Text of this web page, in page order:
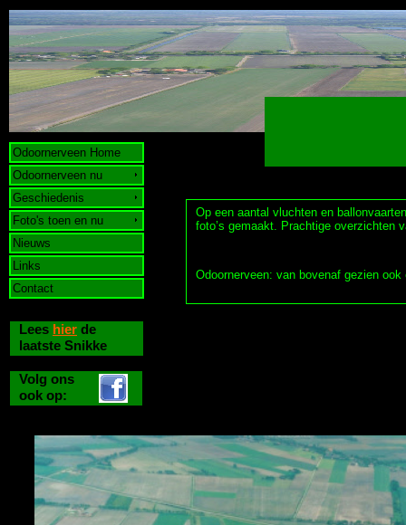
Volg ons
ook op:
Lees hier de
laatste Snikke
Odoornerveen Home
Odoornerveen nu
Geschiedenis
Foto's toen en nu
Nieuws
Links
Contact
Op een aantal vluchten en
foto’s gemaakt. Prachtige overzichten
Odoornerveen: van bovenaf gezien ook